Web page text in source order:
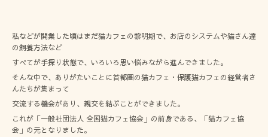
私などが開業した頃はまだ猫カフェの黎明期で、お店のシステムや猫さん達
の飼養方法など
すべてが手探り状態で、いろいろ思い悩みながら進んできました。
そんな中で、ありがたいことに首都圏の猫カフェ・保護猫カフェの経営者さ
んたちが集まって
交流する機会があり、親交を結ぶことができました。
これが「一般社団法人 全国猫カフェ協会」の前身である、「猫カフェ協
会」の元となりました。